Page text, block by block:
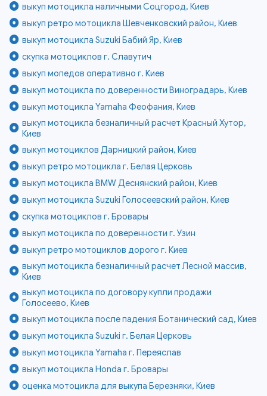
выкуп мотоцикла наличными Соцгород, Киев
выкуп ретро мотоцикла Шевченковский район, Киев
выкуп мотоцикла Suzuki Бабий Яр, Киев
скупка мотоциклов г. Славутич
выкуп мопедов оперативно г. Киев
выкуп мотоцикла по доверенности Виноградарь, Киев
выкуп мотоцикла Yamaha Феофания, Киев
выкуп мотоцикла безналичный расчет Красный Хутор,
Киев
выкуп мотоциклов Дарницкий район, Киев
выкуп ретро мотоцикла г. Белая Церковь
выкуп мотоцикла BMW Деснянский район, Киев
выкуп мотоцикла Suzuki Голосеевский район, Киев
скупка мотоциклов г. Бровары
выкуп мотоцикла по доверенности г. Узин
выкуп ретро мотоциклов дорого г. Киев
выкуп мотоцикла безналичный расчет Лесной массив,
Киев
выкуп мотоцикла по договору купли продажи
Голосеево, Киев
выкуп мотоцикла после падения Ботанический сад, Киев
выкуп мотоцикла Suzuki г. Белая Церковь
выкуп мотоцикла Yamaha г. Переяслав
выкуп мотоцикла Honda г. Бровары
оценка мотоцикла для выкупа Березняки, Киев